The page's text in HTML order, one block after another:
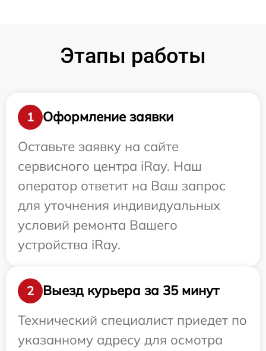
Этапы работы
1
Оформление заявки
Оставьте заявку на сайте
сервисного центра iRay. Наш
оператор ответит на Ваш запрос
для уточнения индивидуальных
условий ремонта Вашего
устройства iRay.
2
Выезд курьера за 35 минут
Технический специалист приедет по
указанному адресу для осмотра